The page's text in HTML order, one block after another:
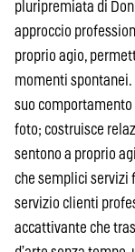
pluripremiata di
approccio
proprio agio,
momenti spontanei.
suo
foto; costruisce
sentono a proprio
che semplici servizi
servizio clienti
accattivante che